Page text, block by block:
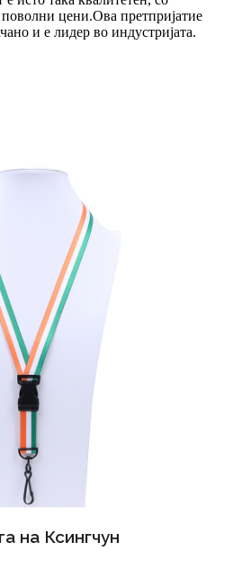
цени.Ова претпријатие
и е лидер во индустријата.
на Ксингчун